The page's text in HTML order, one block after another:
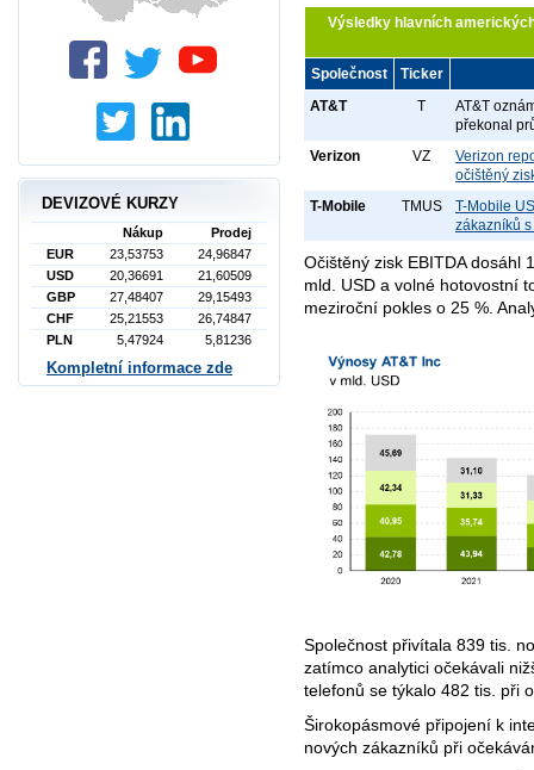
Výsledky hlavních
Společnost
Ticker
AT&T
T
AT&T
překonal
Verizon
VZ
Verizon
očištěný
T-Mobile
TMUS
T-Mobile
zákazníků
Očištěný zisk EBITDA dosáhl
mld. USD a volné hotovostní
meziroční pokles o 25 %.
Společnost přivítala 839 tis.
zatímco analytici očekávali
telefonů se týkalo 482 tis. při
Širokopásmové připojení k
nových zákazníků při
DEVIZOVÉ KURZY
Nákup
Prodej
EUR
23,53753
24,96847
USD
20,36691
21,60509
GBP
27,48407
29,15493
CHF
25,21553
26,74847
PLN
5,47924 5,81236
Kompletní informace zde